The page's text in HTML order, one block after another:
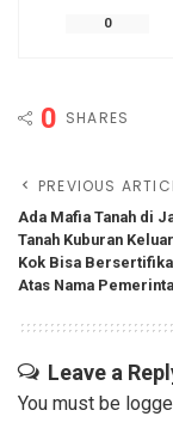
0
0 SHARES
PREVIOUS
Ada Mafia Tanah di
Tanah Kuburan
Kok Bisa
Atas Nama
Leave a
You must be